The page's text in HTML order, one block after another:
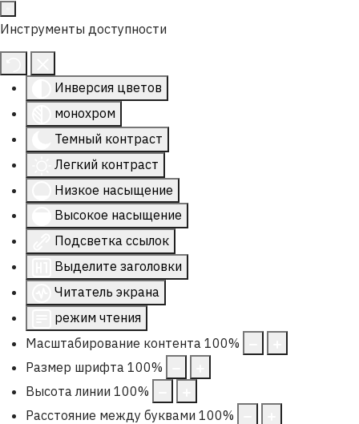
Инструменты доступности
Инверсия цветов
монохром
Темный контраст
Легкий контраст
Низкое насыщение
Высокое насыщение
Подсветка ссылок
Выделите заголовки
Читатель экрана
режим чтения
Масштабирование контента 100%
Размер шрифта 100%
Высота линии 100%
Расстояние между буквами 100%